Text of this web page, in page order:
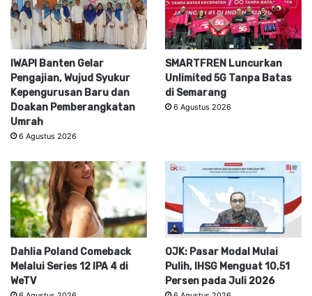
IWAPI Banten Gelar
Pengajian, Wujud Syukur
Kepengurusan Baru dan
Doakan Pemberangkatan
Umrah
6 Agustus 2026
SMARTFREN Luncurkan
Unlimited 5G Tanpa Batas
di Semarang
6 Agustus 2026
Dahlia Poland Comeback
Melalui Series 12 IPA 4 di
WeTV
OJK: Pasar Modal Mulai
Pulih, IHSG Menguat 10,51
Persen pada Juli 2026